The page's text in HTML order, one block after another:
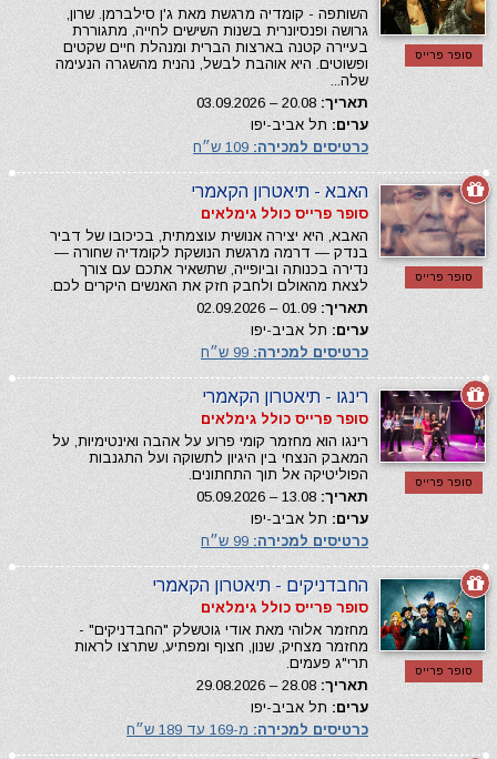
סופר פרייס
השותפה - קומדיה מרגשת מאת ג'ן סילברמן. שרון,
גרושה ופנסיונרית בשנות השישים לחייה, מתגוררת
בעיירה קטנה בארצות הברית ומנהלת חיים שקטים
ופשוטים. היא אוהבת לבשל, נהנית מהשגרה הנעימה
שלה...
תאריך:
ערים: תל אביב-יפו
כרטיסים למכירה:
סופר פרייס
האבא - תיאטרון הקאמרי
סופר פרייס כולל גימלאים
האבא, היא יצירה אנושית עוצמתית, בכיכובו של דביר
בנדק — דרמה מרגשת הנושקת לקומדיה שחורה —
נדירה בכנותה וביופייה, שתשאיר אתכם עם צורך
לצאת מהאולם ולחבק חזק את האנשים היקרים לכם.
תאריך:
ערים: תל אביב-יפו
כרטיסים למכירה:
סופר פרייס
רינגו - תיאטרון הקאמרי
סופר פרייס כולל גימלאים
רינגו הוא מחזמר קומי פרוע על אהבה ואינטימיות, על
המאבק הנצחי בין היגיון לתשוקה ועל התגנבות
הפוליטיקה אל תוך התחתונים.
תאריך:
ערים: תל אביב-יפו
כרטיסים למכירה:
סופר פרייס
החבדניקים - תיאטרון הקאמרי
סופר פרייס כולל גימלאים
מחזמר אלוהי מאת אודי גוטשלק "החבדניקים" -
מחזמר מצחיק, שנון, חצוף ומפתיע, שתרצו לראות
תרי"ג פעמים.
תאריך:
ערים: תל אביב-יפו
כרטיסים למכירה: מ-169 עד 189 ש״ח